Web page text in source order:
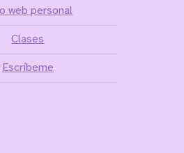
web personal
Clases
Escríbeme